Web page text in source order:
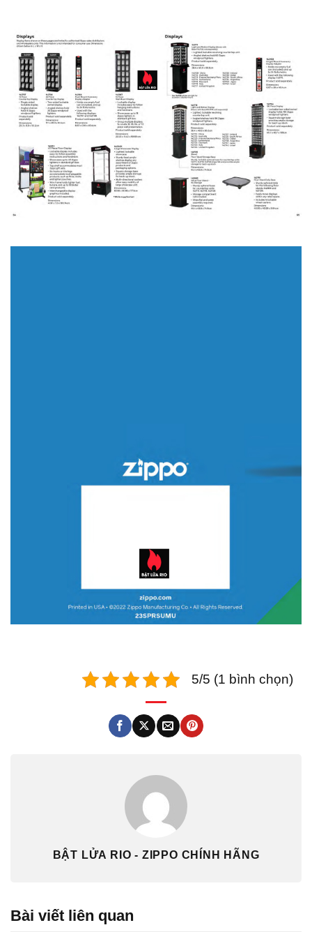
5/5 (1 bình chọn)
BẬT LỬA RIO - ZIPPO CHÍNH HÃNG
Bài viết liên quan